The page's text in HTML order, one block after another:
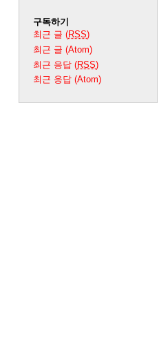
구독하기
최근 글 (RSS)
최근 글 (Atom)
최근 응답 (RSS)
최근 응답 (Atom)